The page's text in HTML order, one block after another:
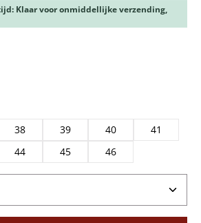
Klaar voor onmiddellijke verzending,
38 39 40
41
44 45 46
Voer de gewenste